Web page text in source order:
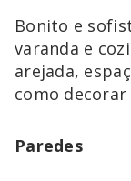
Bonito e
varanda e
arejada,
como
Paredes